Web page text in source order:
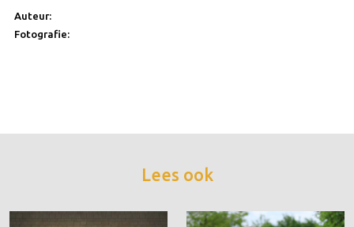
Auteur:
Fotografie:
Lees ook